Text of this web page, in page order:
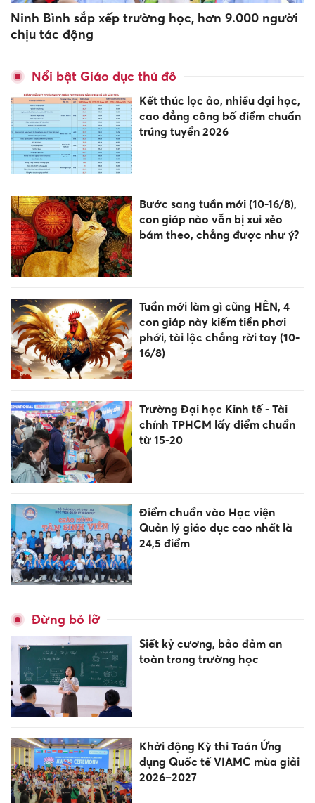
Ninh Bình sắp xếp trường học, hơn 9.000 người
chịu tác động
Nổi bật Giáo dục thủ đô
Kết thúc lọc ảo, nhiều đại học,
cao đẳng công bố điểm chuẩn
trúng tuyển 2026
Bước sang tuần mới (10-16/8),
con giáp nào vẫn bị xui xẻo
bám theo, chẳng được như ý?
Tuần mới làm gì cũng HÊN, 4
con giáp này kiếm tiền phơi
phới, tài lộc chẳng rời tay (10-
16/8)
Trường Đại học Kinh tế - Tài
chính TPHCM lấy điểm chuẩn
từ 15-20
Điểm chuẩn vào Học viện
Quản lý giáo dục cao nhất là
24,5 điểm
Đừng bỏ lỡ
Siết kỷ cương, bảo đảm an
toàn trong trường học
Khởi động Kỳ thi Toán Ứng
dụng Quốc tế VIAMC mùa giải
2026–2027